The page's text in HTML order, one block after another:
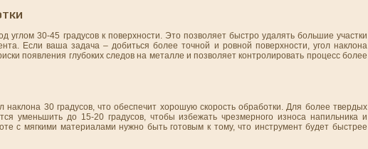
углом 30-45 градусов к поверхности. Это позволяет быстро удалять большие участки
Если ваша задача – добиться более точной и ровной поверхности, угол наклона
появления глубоких следов на металле и позволяет контролировать процесс более
30 градусов, что обеспечит хорошую скорость обработки. Для более твердых
уменьшить до 15-20 градусов, чтобы избежать чрезмерного износа напильника и
с мягкими материалами нужно быть готовым к тому, что инструмент будет быстрее